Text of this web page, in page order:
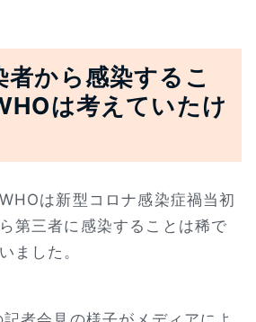
者から感染するこ
は考えていたけ
は新型コロナ感染症禍当初
第三者に感染することは稀で
ました。